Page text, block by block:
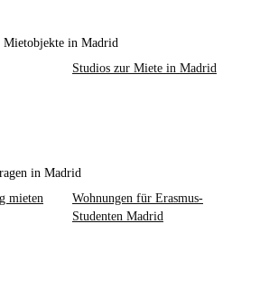
Mietobjekte in Madrid
Studios zur Miete in Madrid
in Madrid
mieten
Wohnungen für Erasmus-
Studenten Madrid